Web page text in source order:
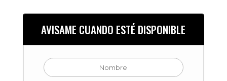
AVISAME CUANDO ESTÉ DISPONIBLE